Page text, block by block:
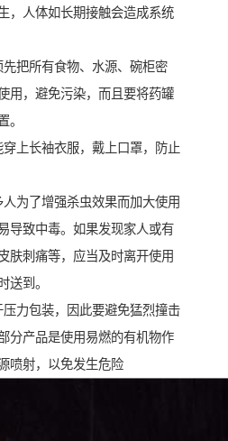
，人体如长期接触会造成系统
把所有食物、水源、碗柜密
用，避免污染，而且要将药罐
。
上长袖衣服，戴上口罩，防止
为了增强杀虫效果而加大使用
导致中毒。如果发现家人或有
肤刺痛等，应当及时离开使用
送到。
力包装，因此要避免猛烈撞击
分产品是使用易燃的有机物作
喷射，以免发生危险